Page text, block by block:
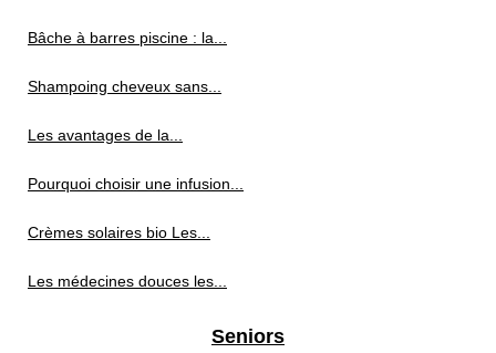
Bâche à barres piscine : la...
Shampoing cheveux sans...
Les avantages de la...
Pourquoi choisir une infusion...
Crèmes solaires bio Les...
Les médecines douces les...
Seniors